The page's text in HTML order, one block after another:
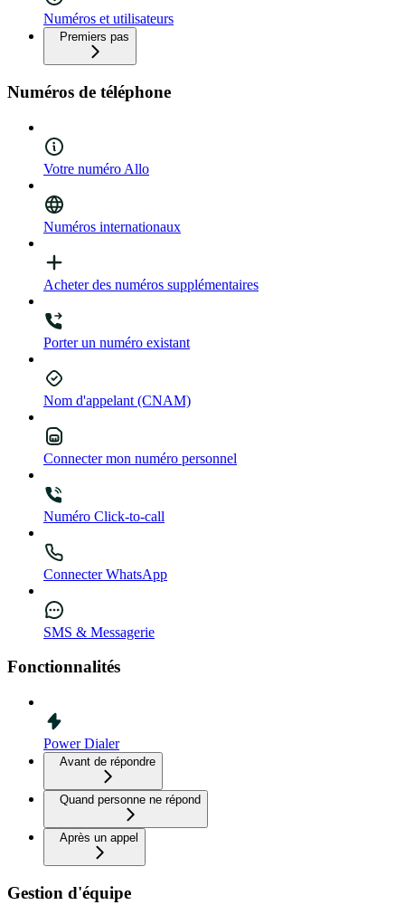
Numéros et utilisateurs
Premiers pas
Numéros de téléphone
Votre numéro Allo
Numéros internationaux
Acheter des numéros supplémentaires
Porter un numéro existant
Nom d'appelant (CNAM)
Connecter mon numéro personnel
Numéro Click-to-call
Connecter WhatsApp
SMS & Messagerie
Fonctionnalités
Power Dialer
Avant de répondre
Quand personne ne répond
Après un appel
Gestion d'équipe